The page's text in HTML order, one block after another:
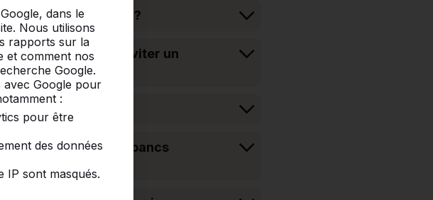
dans le
Nous utilisons
rapports sur la
et comment nos
Google.
Google pour
:
pour être
des données
IP sont masqués.
les produits HeBlad ?
sous la table pour éviter un
sous les tables et bancs